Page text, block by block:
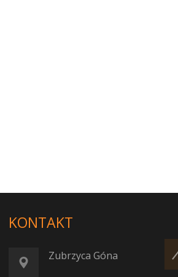
KONTAKT
Zubrzyca Góna